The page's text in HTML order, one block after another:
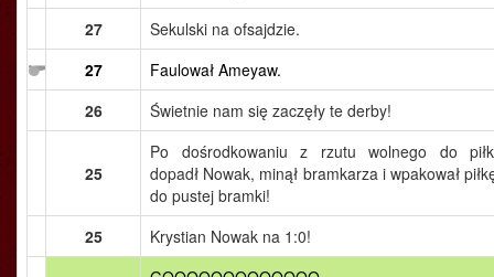
27
Sekulski na ofsajdzie.
27
Faulował Ameyaw.
26
Świetnie nam się zaczęły te derby!
25
Po dośrodkowaniu z rzutu wolnego do
dopadł Nowak, minął bramkarza i wpakował
do pustej bramki!
25
Krystian Nowak na 1:0!